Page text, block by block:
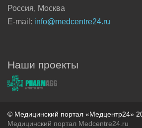
Россия, Москва
E-mail: info@medcentre24.ru
Наши проекты
© Медицинский портал «Медцентр24»
Медицинский портал Medcentre24.ru